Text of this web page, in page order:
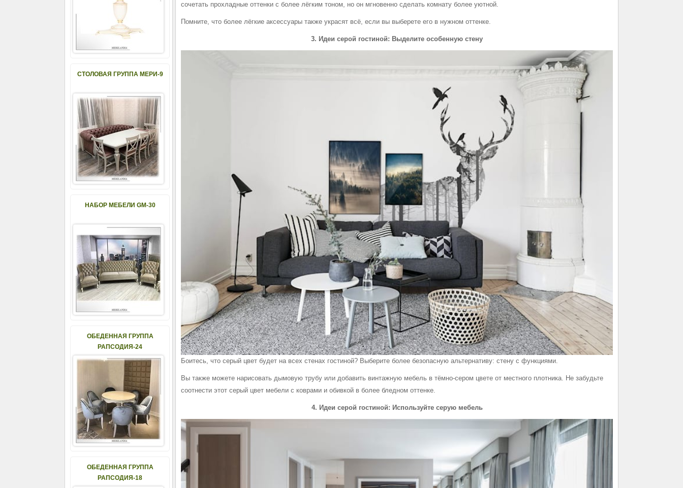
сочетать прохладные оттенки с более лёгким тоном, но он мгновенно сделать комнату более уютной.
Помните, что более лёгкие аксессуары также украсят всё, если вы выберете его в нужном оттенке.
3. Идеи серой гостиной: Выделите особенную стену
Боитесь, что серый цвет будет на всех стенах гостиной? Выберите более безопасную альтернативу: стену с функциями.
Вы также можете нарисовать дымовую трубу или добавить винтажную мебель в тёмно-сером цвете от местного плотника. Не забудьте
соотнести этот серый цвет мебели с коврами и обивкой в более бледном оттенке.
4. Идеи серой гостиной: Используйте серую мебель
СТОЛОВАЯ ГРУППА МЕРИ-9
НАБОР МЕБЕЛИ GM-30
ОБЕДЕННАЯ ГРУППА
РАПСОДИЯ-24
ОБЕДЕННАЯ ГРУППА
РАПСОДИЯ-18